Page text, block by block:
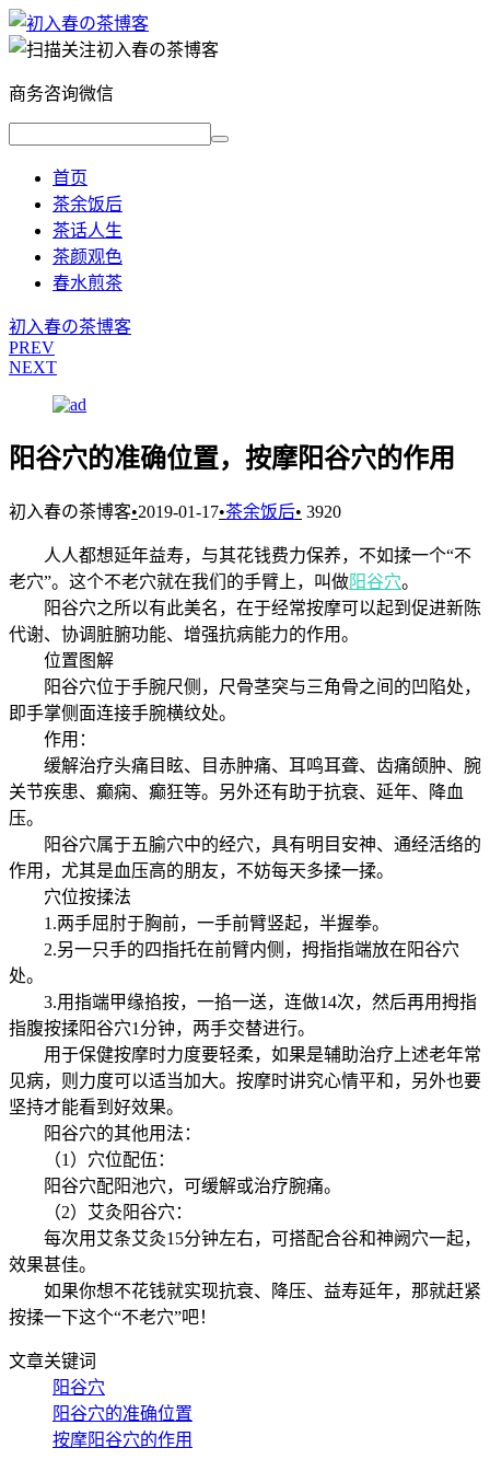
商务咨询微信
首页
茶余饭后
茶话人生
茶颜观色
春水煎茶
初入春の茶博客
PREV
NEXT
阳谷穴的准确位置，按摩阳谷穴的作用
初入春の茶博客•2019-01-17•茶余饭后• 3920
人人都想延年益寿，与其花钱费力保养，不如揉一个“不
老穴”。这个不老穴就在我们的手臂上，叫做阳谷穴。
阳谷穴之所以有此美名，在于经常按摩可以起到促进新陈
代谢、协调脏腑功能、增强抗病能力的作用。
位置图解
阳谷穴位于手腕尺侧，尺骨茎突与三角骨之间的凹陷处，
即手掌侧面连接手腕横纹处。
作用：
缓解治疗头痛目眩、目赤肿痛、耳鸣耳聋、齿痛颌肿、腕
关节疾患、癫痫、癫狂等。另外还有助于抗衰、延年、降血
压。
阳谷穴属于五腧穴中的经穴，具有明目安神、通经活络的
作用，尤其是血压高的朋友，不妨每天多揉一揉。
穴位按揉法
1.两手屈肘于胸前，一手前臂竖起，半握拳。
2.另一只手的四指托在前臂内侧，拇指指端放在阳谷穴
处。
3.用指端甲缘掐按，一掐一送，连做14次，然后再用拇指
指腹按揉阳谷穴1分钟，两手交替进行。
用于保健按摩时力度要轻柔，如果是辅助治疗上述老年常
见病，则力度可以适当加大。按摩时讲究心情平和，另外也要
坚持才能看到好效果。
阳谷穴的其他用法：
（1）穴位配伍：
阳谷穴配阳池穴，可缓解或治疗腕痛。
（2）艾灸阳谷穴：
每次用艾条艾灸15分钟左右，可搭配合谷和神阙穴一起，
效果甚佳。
如果你想不花钱就实现抗衰、降压、益寿延年，那就赶紧
按揉一下这个“不老穴”吧！
文章关键词
阳谷穴
阳谷穴的准确位置
按摩阳谷穴的作用